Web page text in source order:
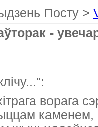
Посту >
-
ворага